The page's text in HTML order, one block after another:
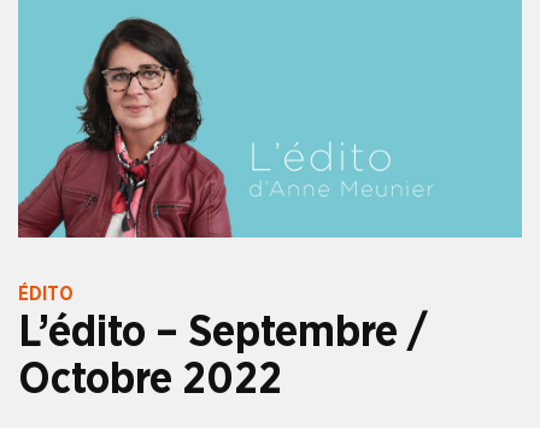
ÉDITO
L’édito – Septembre /
Octobre 2022